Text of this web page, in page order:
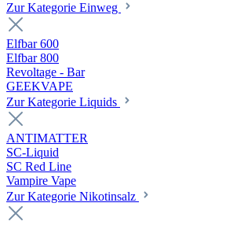
Zur Kategorie Einweg
Elfbar 600
Elfbar 800
Revoltage - Bar
GEEKVAPE
Zur Kategorie Liquids
ANTIMATTER
SC-Liquid
SC Red Line
Vampire Vape
Zur Kategorie Nikotinsalz